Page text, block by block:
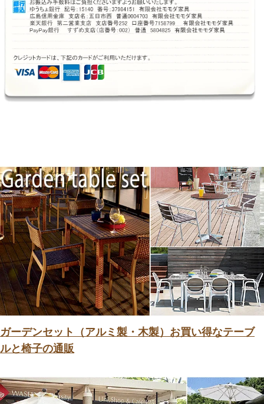
ガーデンセット（アルミ製・木製）お買い得なテーブ
ルと椅子の通販